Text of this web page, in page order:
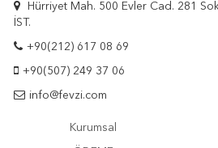
Hürriyet Mah. 500 Evler Cad. 281
İST.
+90(212) 617 08 69
+90(507) 249 37 06
info@fevzi.com
Kurumsal